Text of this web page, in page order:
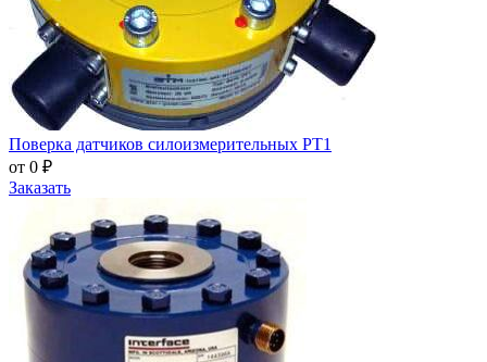
Поверка датчиков силоизмерительных PT1
от 0 ₽
Заказать